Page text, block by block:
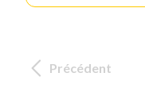
Précédent